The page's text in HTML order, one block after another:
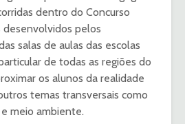
dentro do Concurso
desenvolvidos pelos
salas de aulas das escolas
de todas as regiões do
os alunos da realidade
temas transversais como
meio ambiente.